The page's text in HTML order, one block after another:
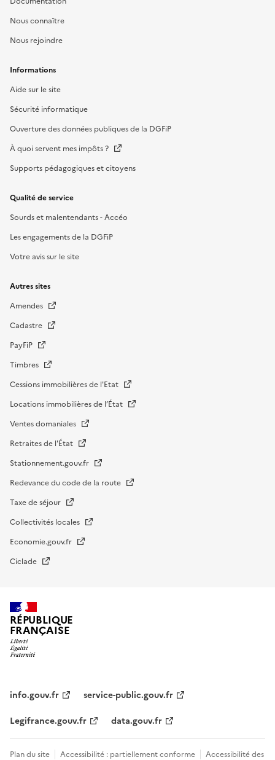
Nous connaître
Nous rejoindre
Informations
Aide sur le site
Sécurité informatique
Ouverture des données publiques de la DGFiP
À quoi servent mes impôts ?
Supports pédagogiques et citoyens
Qualité de service
Sourds et malentendants - Accéo
Les engagements de la DGFiP
Votre avis sur le site
Autres sites
Amendes
Cadastre
PayFiP
Timbres
Cessions immobilières de l'Etat
Locations immobilières de l’État
Ventes domaniales
Retraites de l'État
Stationnement.gouv.fr
Redevance du code de la route
Taxe de séjour
Collectivités locales
Economie.gouv.fr
Ciclade
RÉPUBLIQUE
FRANÇAISE
institutionnel
info.gouv.fr
service-public.gouv.fr
Legifrance.gouv.fr
data.gouv.fr
Menu
Plan du site Accessibilité : partiellement conforme Accessibilité des